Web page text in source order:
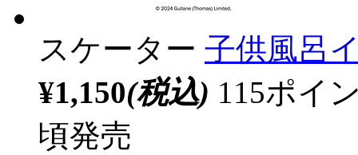
スケーター 子供風呂
¥1,150(税込) 115ポイ
頃発売